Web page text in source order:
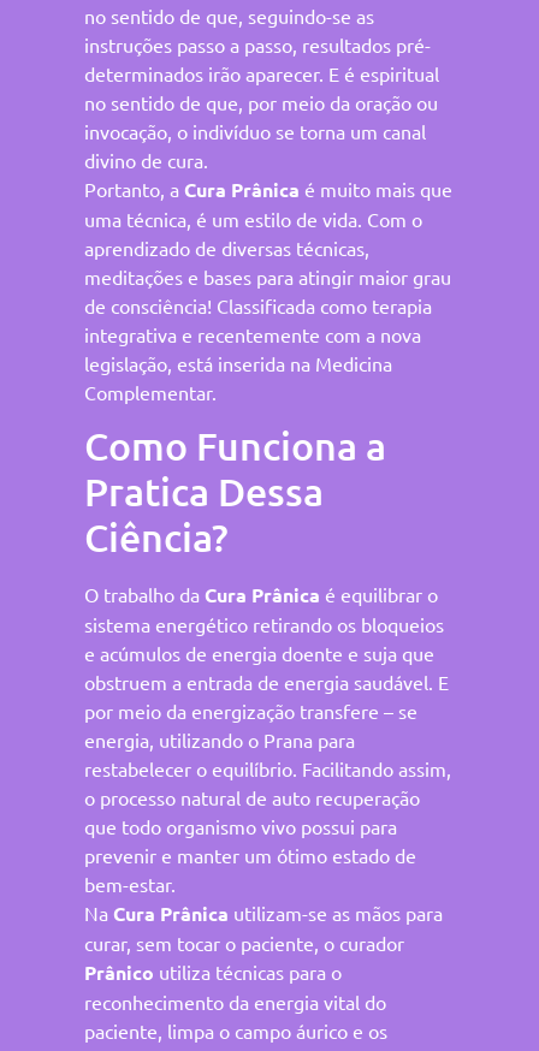
no sentido de que, seguindo-se as
instruções passo a passo, resultados pré-
determinados irão aparecer. E é espiritual
no sentido de que, por meio da oração ou
invocação, o indivíduo se torna um canal
divino de cura.
Portanto, a Cura Prânica é muito mais que
uma técnica, é um estilo de vida. Com o
aprendizado de diversas técnicas,
meditações e bases para atingir maior grau
de consciência! Classificada como terapia
integrativa e recentemente com a nova
legislação, está inserida na Medicina
Complementar.
Como Funciona a
Pratica Dessa
Ciência?
O trabalho da Cura Prânica é equilibrar o
sistema energético retirando os bloqueios
e acúmulos de energia doente e suja que
obstruem a entrada de energia saudável. E
por meio da energização transfere – se
energia, utilizando o Prana para
restabelecer o equilíbrio. Facilitando assim,
o processo natural de auto recuperação
que todo organismo vivo possui para
prevenir e manter um ótimo estado de
bem-estar.
Na Cura Prânica utilizam-se as mãos para
curar, sem tocar o paciente, o curador
Prânico utiliza técnicas para o
reconhecimento da energia vital do
paciente, limpa o campo áurico e os